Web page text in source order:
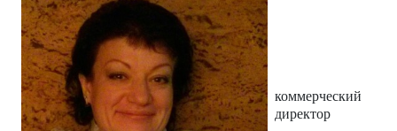
коммерческий
директор